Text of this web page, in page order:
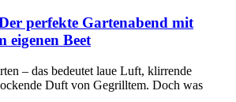
perfekte Gartenabend mit
eigenen Beet
– das bedeutet laue Luft, klirrende
Duft von Gegrilltem. Doch was